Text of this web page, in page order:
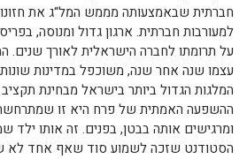
חברתית שבאמצעותה מממש המל“ג את
למעורבות חברתית. ארגון גדול ומנוסה,
על תרומתו לחברה הישראלית לאורך שנים.
עצמו שנה אחר שנה, משוכפל במדינות
המלגות הגדול ביותר בישראל מבחינת
ההשפעה האמתית של פרח היא זו שמתרחשת
ומרגישים אותה בבטן, בפנים. זה אותו ילד
הסטודנט שזכה לשמוע סוד שאף אחד לא